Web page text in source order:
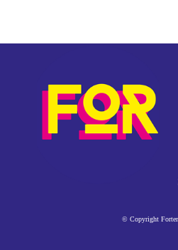
© Copyright